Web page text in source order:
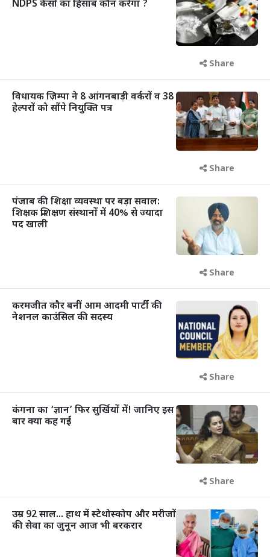
NDPS केसों का हिसाब कौन करेगा ?
Share
विधायक ज़िम्पा ने 8 आंगनबाड़ी वर्करों व 38
हेल्परों को सौंपे नियुक्ति पत्र
Share
पंजाब की शिक्षा व्यवस्था पर बड़ा सवाल:
शिक्षक प्रशिक्षण संस्थानों में 40% से ज्यादा
पद खाली
Share
करमजीत कौर बनीं आम आदमी पार्टी की
नेशनल काउंसिल की सदस्य
Share
कंगना का ‘ज्ञान’ फिर सुर्खियों में! जानिए इस
बार क्या कह गईं
Share
उम्र 92 साल... हाथ में स्टेथोस्कोप और मरीजों
की सेवा का जुनून आज भी बरकरार